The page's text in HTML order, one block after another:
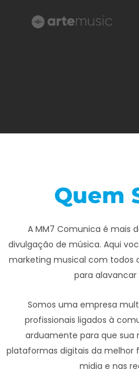
Quem
A MM7 Comunica é mais
divulgação de música. Aqui
marketing musical com todos
para alavancar
Somos uma empresa
profissionais ligados à
arduamente para que sua
plataformas digitais da melhor
midia e nas